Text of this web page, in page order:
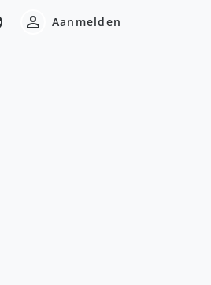
Aanmelden